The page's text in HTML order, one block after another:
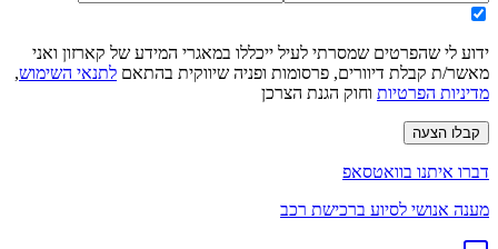
ידוע לי שהפרטים שמסרתי לעיל ייכללו במאגרי המידע של קארזון ואני
מאשר/ת קבלת דיוורים, פרסומות ופניה שיווקית בהתאם לתנאי השימוש,
מדיניות הפרטיות וחוק הגנת הצרכן
קבלו הצעה
דברו איתנו בוואטסאפ
מענה אנושי לסיוע ברכישת רכב